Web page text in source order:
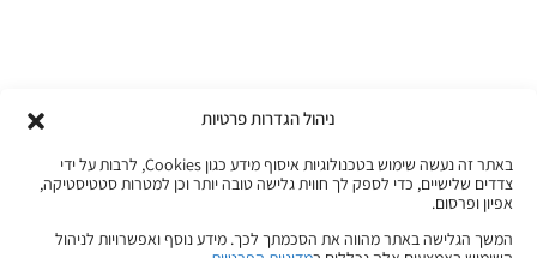
ניהול הגדרות פרטיות
באתר זה נעשה שימוש בטכנולוגיות איסוף מידע כגון Cookies, לרבות על ידי
צדדים שלישיים, כדי לספק לך חווית גלישה טובה יותר וכן למטרות סטטיסטיקה,
אפיון ופרסום.
המשך הגלישה באתר מהווה את הסכמתך לכך. מידע נוסף ואפשרויות לניהול
לפרטים לחצו כאן